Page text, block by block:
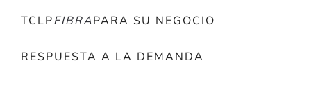
TCLPFIBRAPARA SU NEGOCIO
RESPUESTA A LA DEMANDA